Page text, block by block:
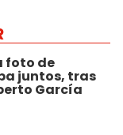
foto de
juntos, tras
García